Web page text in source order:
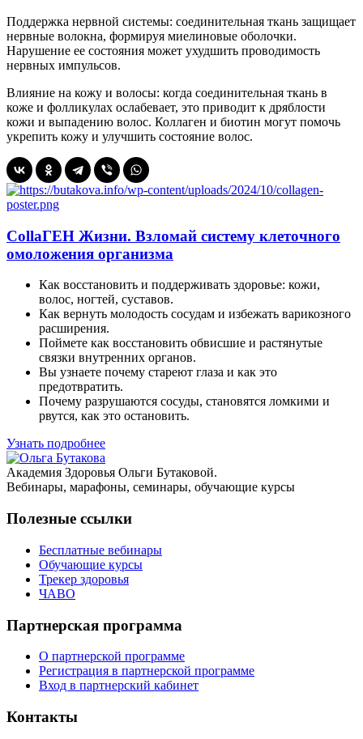
Поддержка нервной системы: соединительная ткань защищает
нервные волокна, формируя миелиновые оболочки.
Нарушение ее состояния может ухудшить проводимость
нервных импульсов.
Влияние на кожу и волосы: когда соединительная ткань в
коже и фолликулах ослабевает, это приводит к дряблости
кожи и выпадению волос. Коллаген и биотин могут помочь
укрепить кожу и улучшить состояние волос.
CollaГЕН Жизни. Взломай систему клеточного
омоложения организма
Как восстановить и поддерживать здоровье: кожи,
волос, ногтей, суставов.
Как вернуть молодость сосудам и избежать варикозного
расширения.
Поймете как восстановить обвисшие и растянутые
связки внутренних органов.
Вы узнаете почему стареют глаза и как это
предотвратить.
Почему разрушаются сосуды, становятся ломкими и
рвутся, как это остановить.
Узнать подробнее
Академия Здоровья Ольги Бутаковой.
Вебинары, марафоны, семинары, обучающие курсы
Полезные ссылки
Бесплатные вебинары
Обучающие курсы
Трекер здоровья
ЧАВО
Партнерская программа
О партнерской программе
Регистрация в партнерской программе
Вход в партнерский кабинет
Контакты